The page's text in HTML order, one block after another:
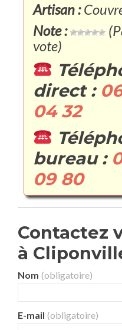
Artisan :
Note :
vote)
direct :
04 32
bureau :
09 80
Contactez
à
Nom (obligatoire)
E-mail (obligatoire)